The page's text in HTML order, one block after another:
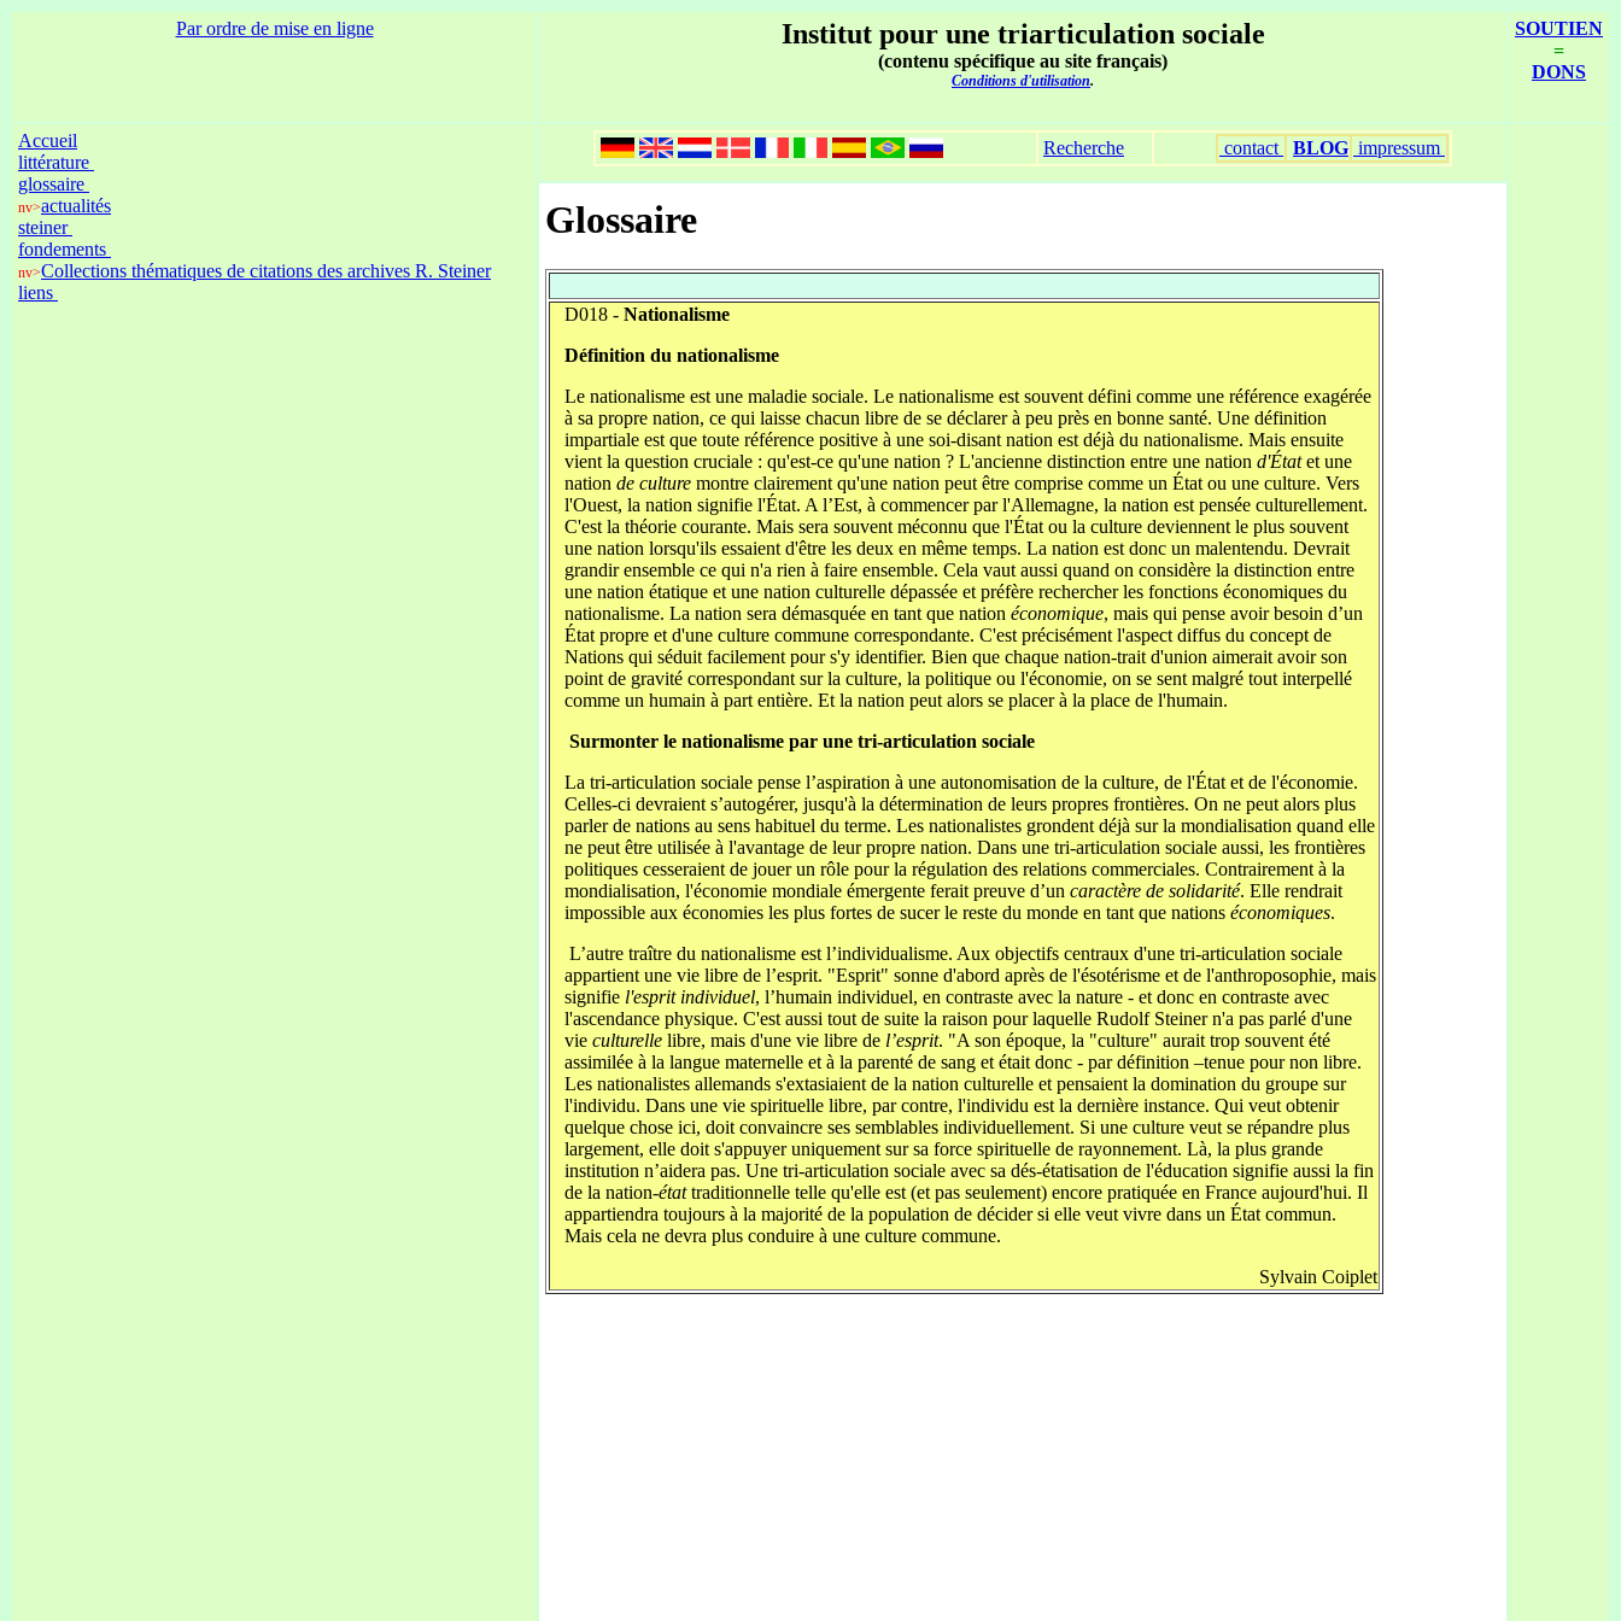
Par ordre de mise en ligne Institut pour une triarticulation sociale
(contenu spécifique au site français)
Conditions d'utilisation.
SOUTIEN
=
DONS
Accueil
littérature
glossaire
nv>actualités
steiner
fondements
nv>Collections thématiques de citations des archives R. Steiner
liens
Recherche contact BLOG impressum
Glossaire
D018 -Nationalisme
Définition du nationalisme
Le nationalisme est une maladie sociale. Le nationalisme est souvent défini comme une référence exagérée
à sa propre nation, ce qui laisse chacun libre de se déclarer à peu près en bonne santé. Une définition
impartiale est que toute référence positive à une soi-disant nation est déjà du nationalisme. Mais ensuite
vient la question cruciale : qu'est-ce qu'une nation ? L'ancienne distinction entre une nationd'Étatet une
nationde culture montre clairement qu'une nation peut être comprise comme un État ou une culture. Vers
l'Ouest, la nation signifie l'État. A l’Est, à commencer par l'Allemagne, la nation est pensée culturellement.
C'est la théorie courante. Mais sera souvent méconnu que l'État ou la culture deviennent le plus souvent
une nation lorsqu'ils essaient d'être les deux en même temps. La nation est donc un malentendu. Devrait
grandir ensemble ce qui n'a rien à faire ensemble. Cela vaut aussi quand on considère la distinction entre
une nation étatique et une nation culturelle dépassée et préfère rechercher les fonctions économiques du
nationalisme. La nation sera démasquée en tant que nationéconomique, mais qui pense avoir besoin d’un
État propre et d'une culture commune correspondante. C'est précisément l'aspect diffus du concept de
Nations qui séduit facilement pour s'y identifier. Bien que chaque nation-trait d'union aimerait avoir son
point de gravité correspondant sur la culture, la politique ou l'économie, on se sent malgré tout interpellé
comme un humain à part entière. Et la nation peut alors se placer à la place de l'humain.
Surmonter le nationalisme par une tri-articulation sociale
La tri-articulation sociale pense l’aspiration à une autonomisation de la culture, de l'État et de l'économie.
Celles-ci devraient s’autogérer, jusqu'à la détermination de leurs propres frontières. On ne peut alors plus
parler de nations au sens habituel du terme. Les nationalistes grondent déjà sur la mondialisation quand elle
ne peut être utilisée à l'avantage de leur propre nation. Dans une tri-articulation sociale aussi, les frontières
politiques cesseraient de jouer un rôle pour la régulation des relations commerciales. Contrairement à la
mondialisation, l'économie mondiale émergente ferait preuve d’uncaractère de solidarité. Elle rendrait
impossible aux économies les plus fortes de sucer le reste du monde en tant que nationséconomiques.
L’autre traître du nationalisme est l’individualisme. Aux objectifs centraux d'une tri-articulation sociale
appartient une vie libre de l’esprit. "Esprit" sonne d'abord après de l'ésotérisme et de l'anthroposophie, mais
signifie l'esprit individuel, l’humain individuel, en contraste avec la nature - et donc en contraste avec
l'ascendance physique. C'est aussi tout de suite la raison pour laquelle Rudolf Steiner n'a pas parlé d'une
vieculturelle libre, mais d'une vie libre de l’esprit. "A son époque, la "culture" aurait trop souvent été
assimilée à la langue maternelle et à la parenté de sang et était donc - par définition –tenue pour non libre.
Les nationalistes allemands s'extasiaient de la nation culturelle et pensaient la domination du groupe sur
l'individu. Dans une vie spirituelle libre, par contre, l'individu est la dernière instance. Qui veut obtenir
quelque chose ici, doit convaincre ses semblables individuellement. Si une culture veut se répandre plus
largement, elle doit s'appuyer uniquement sur sa force spirituelle de rayonnement. Là, la plus grande
institution n’aidera pas. Une tri-articulation sociale avec sa dés-étatisation de l'éducation signifie aussi la fin
de la nation-étattraditionnelle telle qu'elle est (et pas seulement) encore pratiquée en France aujourd'hui. Il
appartiendra toujours à la majorité de la population de décider si elle veut vivre dans un État commun.
Mais cela ne devra plus conduire à une culture commune.
Sylvain Coiplet